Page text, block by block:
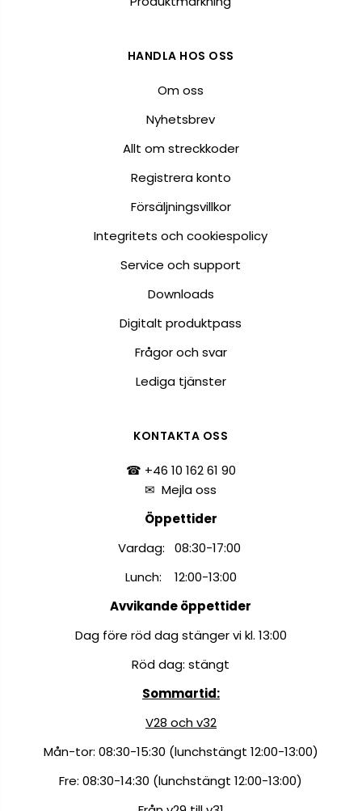
HANDLA HOS OSS
Om oss
Nyhetsbrev
Allt om streckkoder
Registrera konto
Försäljningsvillkor
Integritets och cookiespolicy
Service och support
Downloads
Digitalt produktpass
Frågor och svar
Lediga tjänster
KONTAKTA OSS
☎ +46 10 162 61 90
✉Mejla oss
Öppettider
Vardag: 08:30-17:00
Lunch: 12:00-13:00
Avvikande öppettider
Dag före röd dag stänger vi kl. 13:00
Röd dag: stängt
Sommartid:
V28 och v32
Mån-tor: 08:30-15:30 (lunchstängt 12:00-13:00)
Fre: 08:30-14:30 (lunchstängt 12:00-13:00)